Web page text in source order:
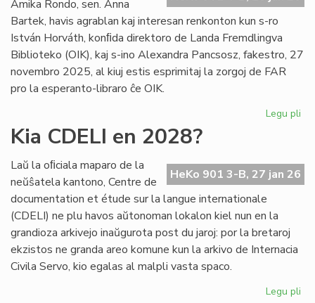
Amika Rondo, sen. Anna
Bartek, havis agrablan kaj interesan renkonton kun s-ro
István Horváth, konﬁda direktoro de Landa Fremdlingva
Biblioteko (OIK), kaj s-ino Alexandra Pancsosz, fakestro, 27
novembro 2025, al kiuj estis esprimitaj la zorgoj de FAR
pro la esperanto-libraro ĉe OIK.
Legu pli
Kia CDELI en 2028?
HeKo 901 3-B, 27 jan 26
Laŭ la oﬁciala maparo de la
neŭŝatela kantono, Centre de
documentation et étude sur la langue internationale
(CDELI) ne plu havos aŭtonoman lokalon kiel nun en la
grandioza arkivejo inaŭgurota post du jaroj: por la bretaroj
ekzistos ne granda areo komune kun la arkivo de Internacia
Civila Servo, kio egalas al malpli vasta spaco.
Legu pli